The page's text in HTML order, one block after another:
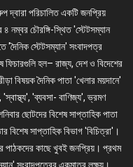
দ্বারা পরিচালিত একটি জনপ্রিয়
৪ নম্বর চৌরঙ্গি-স্থিত 'স্টেটসম্যান
স্টেটসম্যান' সংবাদপত্র
ফিচারগুলি হল– রাজ্য, দেশ ও বিদেশের
বিষয়ক দৈনিক পাতা 'খেলার ময়দানে'
'স্বাস্থ্য', 'ব্যবসা- বাণিজ্য', ভ্রমণ
ছোটদের বিশেষ সাপ্তাহিক পাতা
বিশেষ সাপ্তাহিক বিভাগ 'বিচিত্রা'।
পাঠকদের কাছে খুবই জনপ্রিয়। প্রথম